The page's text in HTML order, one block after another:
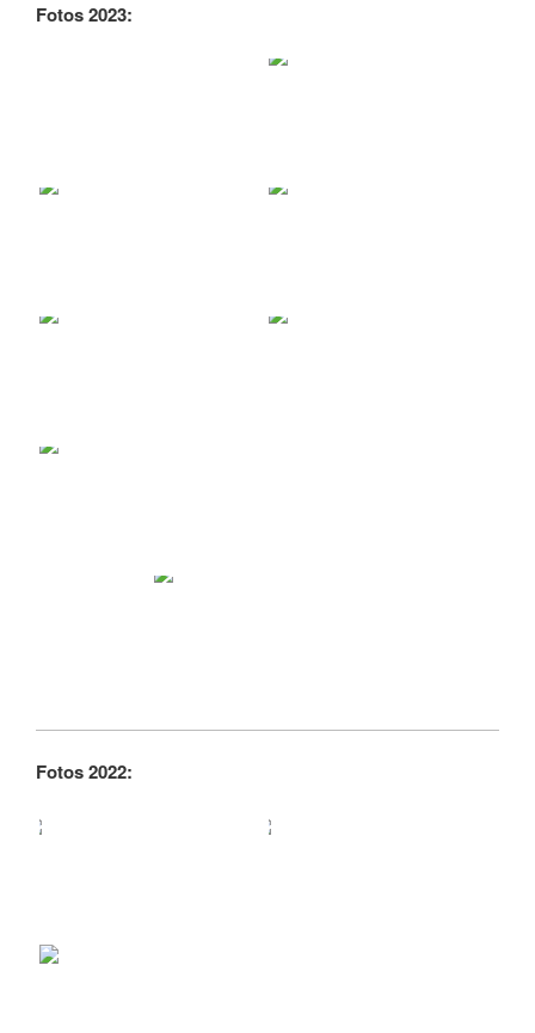
Fotos 2023:
Fotos 2022: